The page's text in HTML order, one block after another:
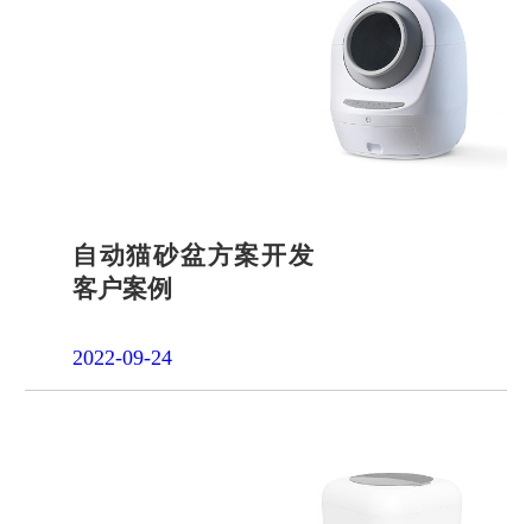
自动猫砂盆方案开发
客户案例
2022-09-24